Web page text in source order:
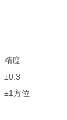
精度
±0.3
±1方位